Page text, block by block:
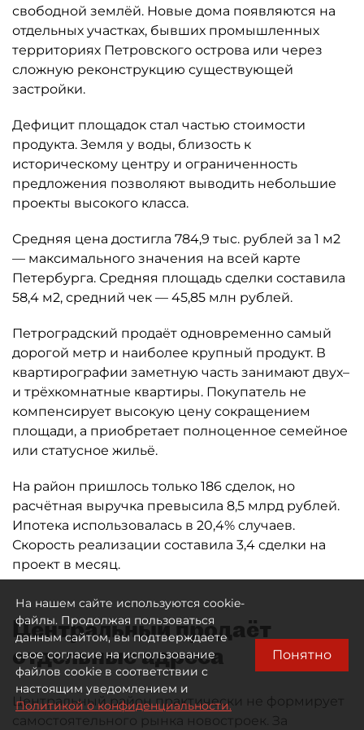
свободной землёй. Новые дома появляются на
отдельных участках, бывших промышленных
территориях Петровского острова или через
сложную реконструкцию существующей
застройки.
Дефицит площадок стал частью стоимости
продукта. Земля у воды, близость к
историческому центру и ограниченность
предложения позволяют выводить небольшие
проекты высокого класса.
Средняя цена достигла 784,9 тыс. рублей за 1 м2
— максимального значения на всей карте
Петербурга. Средняя площадь сделки составила
58,4 м2, средний чек — 45,85 млн рублей.
Петроградский продаёт одновременно самый
дорогой метр и наиболее крупный продукт. В
квартирографии заметную часть занимают двух–
и трёхкомнатные квартиры. Покупатель не
компенсирует высокую цену сокращением
площади, а приобретает полноценное семейное
или статусное жильё.
На район пришлось только 186 сделок, но
расчётная выручка превысила 8,5 млрд рублей.
Ипотека использовалась в 20,4% случаев.
Скорость реализации составила 3,4 сделки на
проект в месяц.
Центральный продаёт
отдельные адреса
Центральный район практически не формирует
самостоятельного рынка новостроек. За
На нашем сайте используются cookie-
файлы. Продолжая пользоваться
данным сайтом, вы подтверждаете
свое согласие на использование
файлов cookie в соответствии с
настоящим уведомлением и
Политикой о конфиденциальности.
Понятно